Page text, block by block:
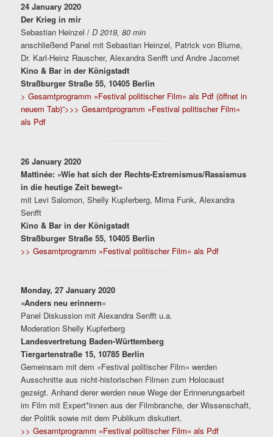
24 January 2020
Der Krieg in mir
Sebastian Heinzel /D 2019, 80 min
anschließend Panel mit Sebastian Heinzel, Patrick von Blume,
Dr. Karl-Heinz Rauscher, Alexandra Senfft und Andre Jacomet
Kino & Bar in der Königstadt
Straßburger Straße 55, 10405 Berlin
> Gesamtprogramm »Festival politischer Film« als Pdf (öffnet in
neuem Tab)”>>> Gesamtprogramm »Festival politischer Film«
als Pdf
26 January 2020
Mattinée: »Wie hat sich der Rechts-Extremismus/Rassismus
in die heutige Zeit bewegt«
mit Levi Salomon, Shelly Kupferberg, Mirna Funk, Alexandra
Senfft
Kino & Bar in der Königstadt
Straßburger Straße 55, 10405 Berlin
>> Gesamtprogramm »Festival politischer Film« als Pdf
Monday, 27 January 2020
»Anders neu erinnern«
Panel Diskussion mit Alexandra Senfft u.a.
Moderation Shelly Kupferberg
Landesvertretung Baden-Württemberg
Tiergartenstraße 15, 10785 Berlin
Gemeinsam mit dem »Festival politischer Film« werden
Ausschnitte aus nicht-historischen Filmen zum Holocaust
gezeigt. Anhand derer werden neue Wege der Erinnerungsarbeit
im Film mit Expert*innen aus der Filmbranche, der Wissenschaft,
der Politik sowie mit dem Publikum diskutiert.
>> Gesamtprogramm »Festival politischer Film« als Pdf